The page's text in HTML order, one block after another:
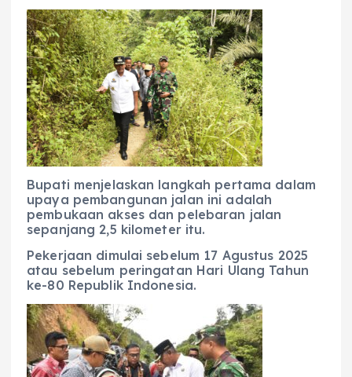
Bupati menjelaskan langkah pertama dalam
upaya pembangunan jalan ini adalah
pembukaan akses dan pelebaran jalan
sepanjang 2,5 kilometer itu.
Pekerjaan dimulai sebelum 17 Agustus 2025
atau sebelum peringatan Hari Ulang Tahun
ke-80 Republik Indonesia.